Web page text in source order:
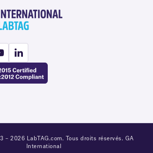
– 2026 LabTAG.com. Tous droits réservés. GA
International